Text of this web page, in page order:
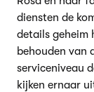
diensten de
details geheim
behouden van
serviceniveau
kijken ernaar